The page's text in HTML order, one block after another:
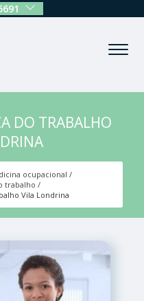
DO TRABALHO
ocupacional
trabalho
Vila Londrina